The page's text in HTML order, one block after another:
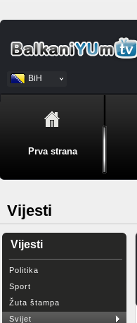
BiH
Srpski
Prva strana
Vijesti
Vijesti
Politika
Sport
Žuta štampa
Svijet